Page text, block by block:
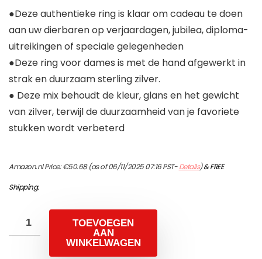
●Deze authentieke ring is klaar om cadeau te doen
aan uw dierbaren op verjaardagen, jubilea, diploma-
uitreikingen of speciale gelegenheden
●Deze ring voor dames is met de hand afgewerkt in
strak en duurzaam sterling zilver.
● Deze mix behoudt de kleur, glans en het gewicht
van zilver, terwijl de duurzaamheid van je favoriete
stukken wordt verbeterd
Amazon.nl Price:€50.68(as of 06/11/2025 07:16 PST-Details)&FREE
Shipping.
TOEVOEGEN
AAN
WINKELWAGEN